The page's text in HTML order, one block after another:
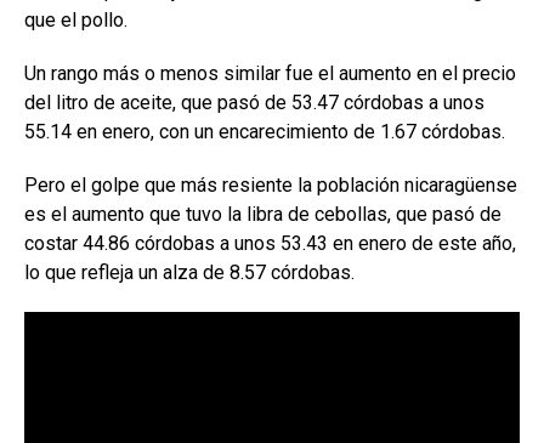
que el pollo.
Un rango más o menos similar fue el aumento en el precio
del litro de aceite, que pasó de 53.47 córdobas a unos
55.14 en enero, con un encarecimiento de 1.67 córdobas.
Pero el golpe que más resiente la población nicaragüense
es el aumento que tuvo la libra de cebollas, que pasó de
costar 44.86 córdobas a unos 53.43 en enero de este año,
lo que refleja un alza de 8.57 córdobas.